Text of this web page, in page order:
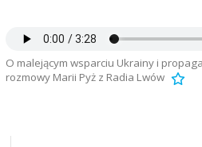
O malejącym wsparciu Ukrainy i
rozmowy Marii Pyż z Radia Lwów